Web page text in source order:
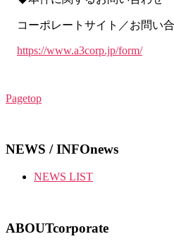
コーポレートサイト／お問い
https://www.a3corp.jp/form/
Pagetop
NEWS / INFOnews
NEWS LIST
ABOUTcorporate